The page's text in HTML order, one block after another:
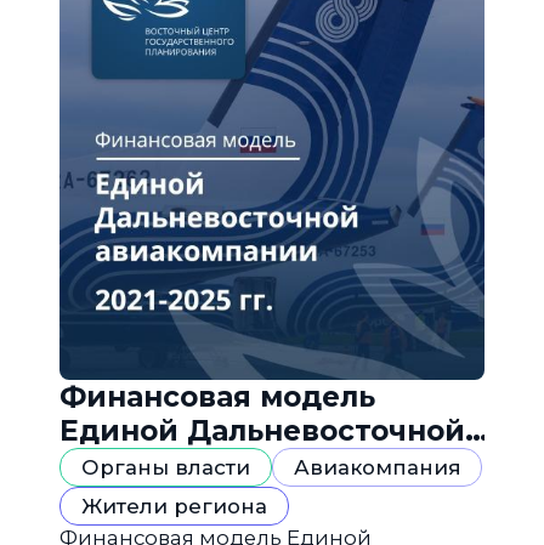
Финансовая модель
Единой Дальневосточной
авиакомпании
Органы власти
Авиакомпания
Жители региона
Финансовая модель Единой